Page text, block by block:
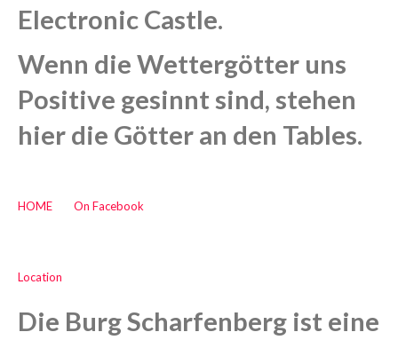
Electronic Castle.
Wenn die Wettergötter uns
Positive gesinnt sind, stehen
hier die Götter an den Tables.
HOME On Facebook
Location
Die Burg Scharfenberg ist eine